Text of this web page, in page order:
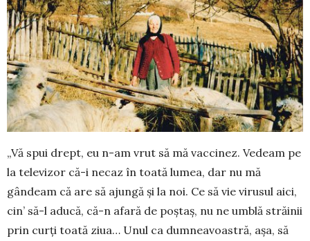
„Vă spui drept, eu n-am vrut să mă vaccinez. Vedeam pe
la televizor că-i necaz în toată lumea, dar nu mă
gândeam că are să ajungă și la noi. Ce să vie virusul aici,
cin’ să-l aducă, că-n afară de poș­taș, nu ne umblă străinii
prin curți toată ziua… Unul ca dumneavoastră, așa, să